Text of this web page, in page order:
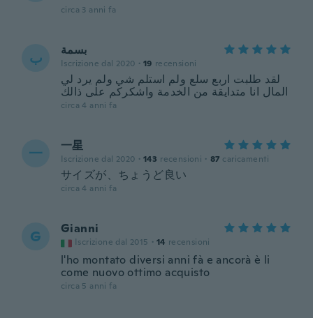
circa 3 anni fa
ب بسمة
Iscrizione dal 2020 · 19 recensioni
لقد طلبت اربع سلع ولم استلم شي ولم يرد لي
المال انا متدايقة من الخدمة واشكركم على ذالك
circa 4 anni fa
一 一星
Iscrizione dal 2020 · 143 recensioni · 87 caricamenti
サイズが、ちょうど良い
circa 4 anni fa
G Gianni
Iscrizione dal 2015 · 14 recensioni
l'ho montato diversi anni fà e ancorà è li
come nuovo ottimo acquisto
circa 5 anni fa